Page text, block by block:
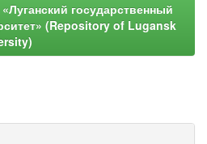
государственный
(Repository of Lugansk